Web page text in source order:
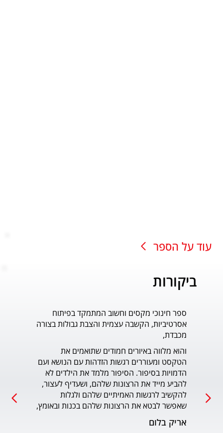
עוד על הספר
ביקורות
ספר חינוכי מקסים וחשוב המתמקד בפיתוח
אסרטיביות, הקשבה עצמית והצבת גבולות בצורה
מכבדת,
והוא מלווה באיורים חמודים שתואמים את
הדמויות בסיפור. הסיפור מלמד את הילדים לא
להקשיב לרגשות האמיתיים שלהם ולגלות
אריק בלום